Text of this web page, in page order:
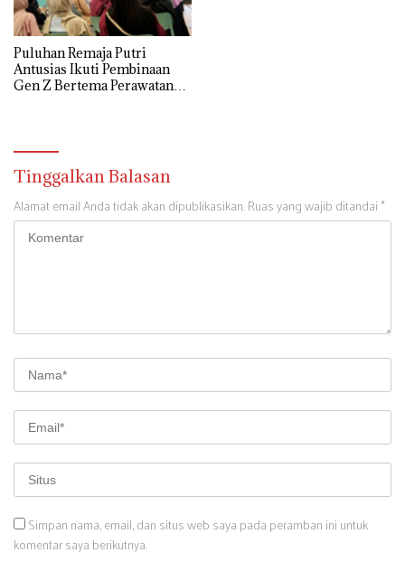
Puluhan Remaja Putri
Antusias Ikuti Pembinaan
Gen Z Bertema Perawatan
Tinggalkan Balasan
Alamat email Anda tidak akan dipublikasikan.Ruas yang wajib ditandai*
Simpan nama, email, dan situs web saya pada peramban ini untuk
komentar saya berikutnya.